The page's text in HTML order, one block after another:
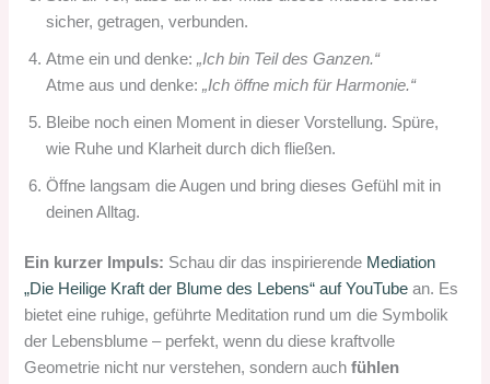
sicher, getragen, verbunden.
Atme ein und denke:„Ich bin Teil des Ganzen.“
Atme aus und denke:„Ich öffne mich für Harmonie.“
Bleibe noch einen Moment in dieser Vorstellung. Spüre,
wie Ruhe und Klarheit durch dich fließen.
Öffne langsam die Augen und bring dieses Gefühl mit in
deinen Alltag.
Ein kurzer Impuls: Schau dir das inspirierende Mediation
„Die Heilige Kraft der Blume des Lebens“ auf YouTube an. Es
bietet eine ruhige, geführte Meditation rund um die Symbolik
der Lebensblume – perfekt, wenn du diese kraftvolle
Geometrie nicht nur verstehen, sondern auchfühlen